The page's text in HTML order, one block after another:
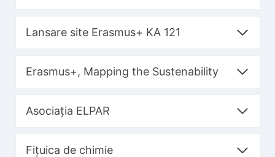
Lansare site Erasmus+ KA 121
Erasmus+, Mapping the Sustenability
Asociația ELPAR
Fițuica de chimie